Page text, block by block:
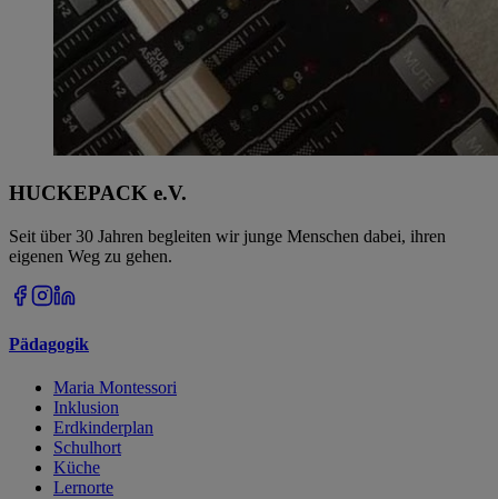
HUCKEPACK e.V.
Seit über 30 Jahren begleiten wir junge Menschen dabei, ihren
eigenen Weg zu gehen.
Pädagogik
Maria Montessori
Inklusion
Erdkinderplan
Schulhort
Küche
Lernorte